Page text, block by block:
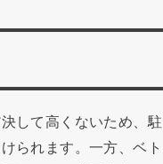
して高くないため、駐
られます。一方、ベト